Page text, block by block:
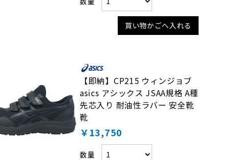
買い物かごへ入れる
【即納】CP215 ウィンジョブ
asics アシックス JSAA規格 A種
先芯入り 耐油性ラバー 安全靴
靴
￥13,750
数量